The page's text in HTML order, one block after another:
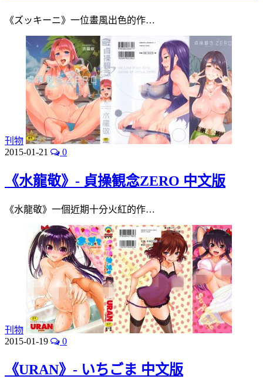
《ズッキーニ》一位畫風出色的作…
刊物
2015-01-21
0
《水龍敬》- 貞操観念ZERO 中文版
《水龍敬》一個近期十分火紅的作…
刊物
2015-01-19
0
《URAN》- いちごま 中文版